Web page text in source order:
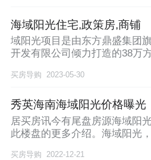
海域阳光住宅,政策房,商铺
域阳光项目是由东方鼎盛集团
开发有限公司倾力打造的38万
买房导购 2023-05-30
秀英海南海域阳光价格曝光
居买房讯今有尾盘房源海域阳
此楼盘的更多介绍。海域阳光
买房导购 2022-12-21